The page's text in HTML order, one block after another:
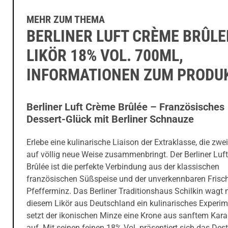
MEHR ZUM THEMA
BERLINER LUFT CRÈME
LIKÖR 18% VOL. 700ML,
INFORMATIONEN ZUM
Berliner Luft Crème Brûlée – Französisches
Dessert-Glück mit Berliner Schnauze
Erlebe eine kulinarische Liaison der Extraklasse, die
auf völlig neue Weise zusammenbringt. Der Berliner
Brûlée ist die perfekte Verbindung aus der klassischen
französischen Süßspeise und der unverkennbaren
Pfefferminz. Das Berliner Traditionshaus Schilkin wagt
diesem Likör aus Deutschland ein kulinarisches
setzt der ikonischen Minze eine Krone aus sanftem